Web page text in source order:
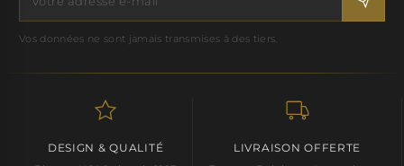
Vos données ne sont jamais transmises à des tiers.
DESIGN & QUALITÉ LIVRAISON OFFERTE